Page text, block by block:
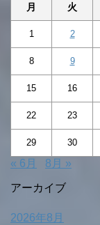
月 火
1 2
8 9
15 16
22 23
29 30
« 6月 8月 »
アーカイブ
2026年8月